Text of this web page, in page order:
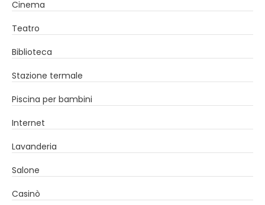
Cinema
Teatro
Biblioteca
Stazione termale
Piscina per bambini
Internet
Lavanderia
Salone
Casinò